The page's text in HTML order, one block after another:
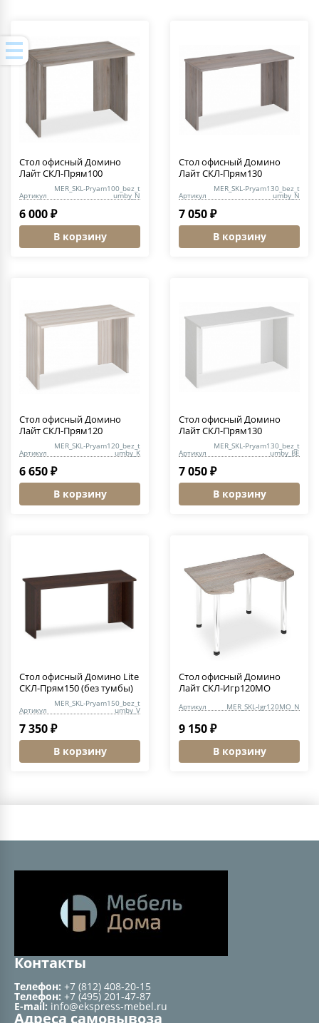
Стол офисный Домино
Лайт СКЛ-Прям100
Артикул
MER_SKL-Pryam100_bez_t
umby_N
6 000 ₽
В корзину
Стол офисный Домино
Лайт СКЛ-Прям130
Артикул
MER_SKL-Pryam130_bez_t
umby_N
7 050 ₽
В корзину
Стол офисный Домино
Лайт СКЛ-Прям120
Артикул
MER_SKL-Pryam120_bez_t
umby_K
6 650 ₽
В корзину
Стол офисный Домино
Лайт СКЛ-Прям130
Артикул
MER_SKL-Pryam130_bez_t
umby_BE
7 050 ₽
В корзину
Стол офисный Домино Lite
СКЛ-Прям150 (без тумбы)
Артикул
MER_SKL-Pryam150_bez_t
umby_V
7 350 ₽
В корзину
Стол офисный Домино
Лайт СКЛ-Игр120МО
Артикул MER_SKL-Igr120MO_N
9 150 ₽
В корзину
Контакты
Телефон: +7 (812) 408-20-15
Телефон: +7 (495) 201-47-87
E-mail: info@ekspress-mebel.ru
Адреса самовывоза